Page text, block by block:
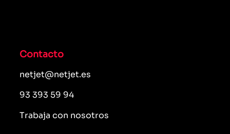
Contacto
netjet@netjet.es
93 393 59 94
Trabaja con nosotros